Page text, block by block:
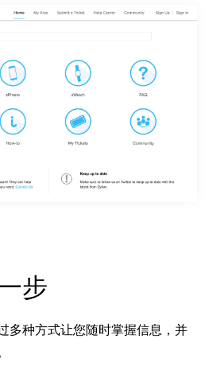
步
多种方式让您随时掌握信息，并